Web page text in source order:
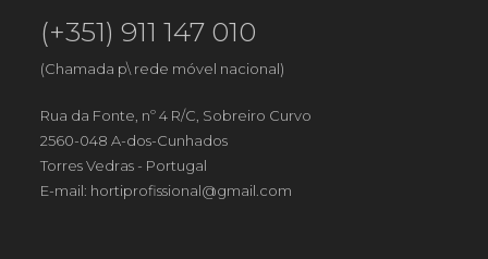
(+351) 911 147 010
(Chamada p\ rede móvel nacional)
Rua da Fonte, nº 4 R/C, Sobreiro Curvo
2560-048 A-dos-Cunhados
Torres Vedras - Portugal
E-mail: hortiprofissional@gmail.com